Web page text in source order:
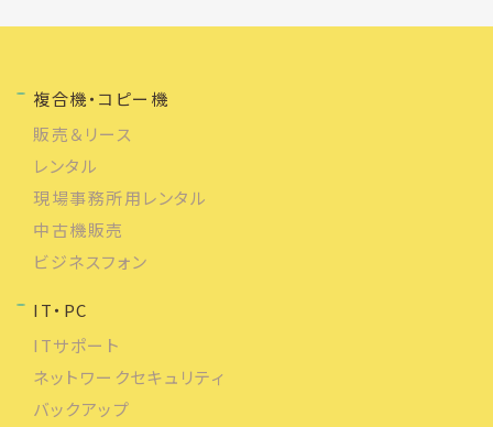
複合機・コピー機
販売＆リース
レンタル
現場事務所用レンタル
中古機販売
ビジネスフォン
IT・PC
ITサポート
ネットワークセキュリティ
バックアップ